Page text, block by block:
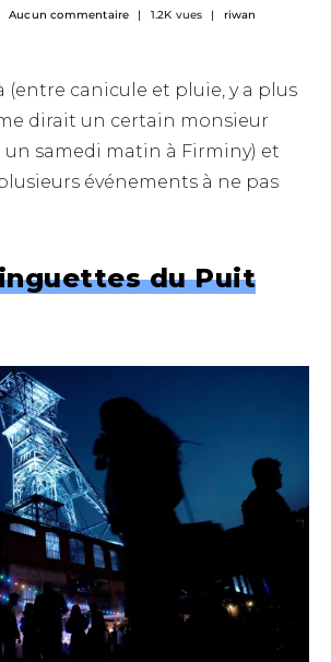
Aucun commentaire 1.2K vues riwan
(entre canicule et pluie, y a plus
dirait un certain monsieur
un samedi matin à Firminy) et
événements à ne pas
du Puit